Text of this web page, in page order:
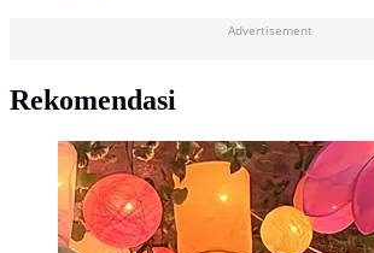
Advertisement
Rekomendasi